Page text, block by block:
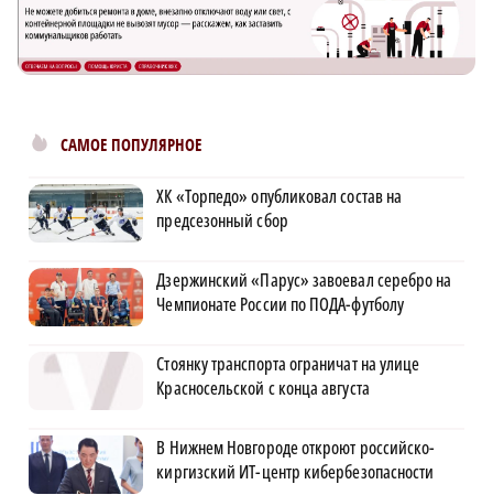
САМОЕ ПОПУЛЯРНОЕ
ХК «Торпедо» опубликовал состав на
предсезонный сбор
Дзержинский «Парус» завоевал серебро на
Чемпионате России по ПОДА-футболу
Стоянку транспорта ограничат на улице
Красносельской с конца августа
В Нижнем Новгороде откроют российско-
киргизский ИТ-центр кибербезопасности